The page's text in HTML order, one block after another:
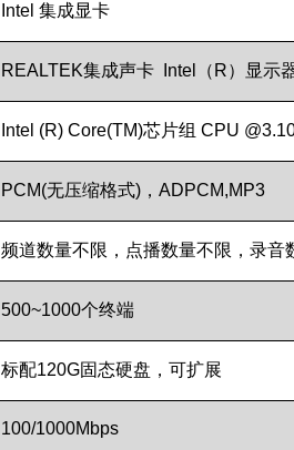
Intel 集成显卡
REALTEK集成声卡 Intel （ R）显示
Intel (R) Core(TM)芯片组 CPU
PCM(无压缩格式) ， ADPCM,MP3
频道数量不限，点播数量不限，录音
500~1000个终端
标配120G固态硬盘，可扩展
100/1000Mbps